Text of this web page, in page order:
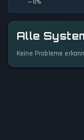
0%
Alle
Keine Probleme